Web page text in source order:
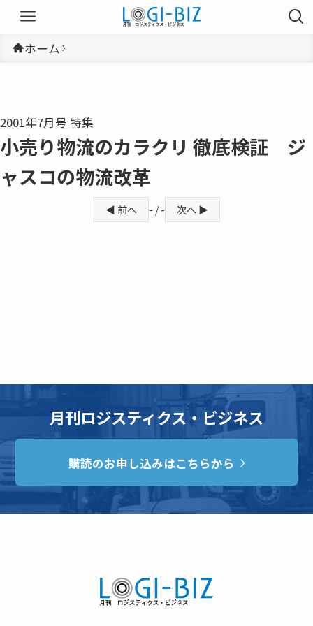
ホーム
2001年7月号 特集
小売り物流のカラクリ 徹底検証 ジ
ャスコの物流改革
◀ 前へ - / - 次へ ▶
月刊ロジスティクス・ビジネス
購読のお申し込みはこちらから